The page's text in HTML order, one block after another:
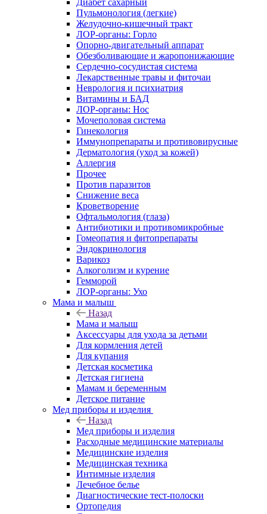
Диабет сахарный
Пульмонология (легкие)
Желудочно-кишечный тракт
ЛОР-органы: Горло
Опорно-двигательный аппарат
Обезболивающие и жаропонижающие
Сердечно-сосудистая система
Лекарственные травы и фиточаи
Неврология и психиатрия
Витамины и БАД
ЛОР-органы: Нос
Мочеполовая система
Гинекология
Иммунопрепараты и противовирусные
Дерматология (уход за кожей)
Аллергия
Прочее
Против паразитов
Снижение веса
Кроветворение
Офтальмология (глаза)
Антибиотики и противомикробные
Гомеопатия и фитопрепараты
Эндокринология
Варикоз
Алкоголизм и курение
Гемморой
ЛОР-органы: Ухо
Мама и малыш
Назад
Мама и малыш
Аксессуары для ухода за детьми
Для кормления детей
Для купания
Детская косметика
Детская гигиена
Мамам и беременным
Детское питание
Мед приборы и изделия
Назад
Мед приборы и изделия
Расходные медицинские материалы
Медицинские изделия
Медицинская техника
Интимные изделия
Лечебное белье
Диагностические тест-полоски
Ортопедия